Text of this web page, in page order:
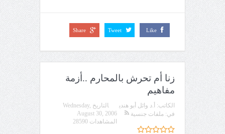
Like
Tweet
Share
زنا أم تحرش بالمحارم ..أزمة
مفاهيم
الكاتب: أ.د وائل أبو هندي التاريخ Wednesday,
August 30, 2006
في: ملفات جنسية
المشاهدات 28590